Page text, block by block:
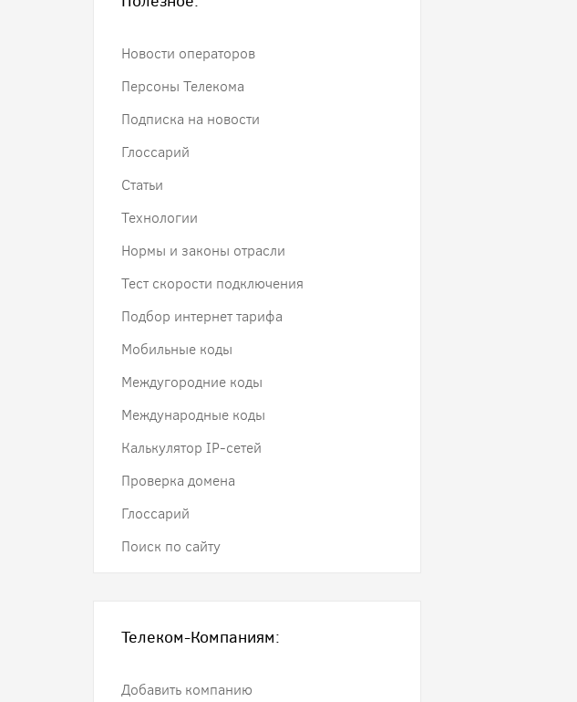
Новости операторов
Персоны Телекома
Подписка на новости
Глоссарий
Статьи
Технологии
Нормы и законы отрасли
Тест скорости подключения
Подбор интернет тарифа
Мобильные коды
Междугородние коды
Международные коды
Калькулятор IP-сетей
Проверка домена
Глоссарий
Поиск по сайту
Телеком-Компаниям:
Добавить компанию